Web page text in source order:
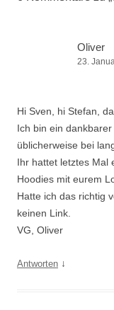
Oliver
23.
Hi Sven, hi Stefan,
Ich bin ein
üblicherweise bei
Ihr hattet letztes Mal
Hoodies mit eurem
Hatte ich das richtig
keinen Link.
VG, Oliver
Antworten ↓